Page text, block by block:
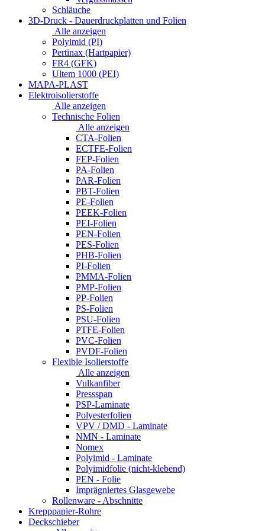
Schläuche
3D-Druck - Dauerdruckplatten und Folien
Alle anzeigen
Polyimid (PI)
Pertinax (Hartpapier)
FR4 (GFK)
Ultem 1000 (PEI)
MAPA-PLAST
Elektroisolierstoffe
Alle anzeigen
Technische Folien
Alle anzeigen
CTA-Folien
ECTFE-Folien
FEP-Folien
PA-Folien
PAR-Folien
PBT-Folien
PE-Folien
PEEK-Folien
PEI-Folien
PEN-Folien
PES-Folien
PHB-Folien
PI-Folien
PMMA-Folien
PMP-Folien
PP-Folien
PS-Folien
PSU-Folien
PTFE-Folien
PVC-Folien
PVDF-Folien
Flexible Isolierstoffe
Alle anzeigen
Vulkanfiber
Pressspan
PSP-Laminate
Polyesterfolien
VPV / DMD - Laminate
NMN - Laminate
Nomex
Polyimid - Laminate
Polyimidfolie (nicht-klebend)
PEN - Folie
Imprägniertes Glasgewebe
Rollenware - Abschnitte
Krepppapier-Rohre
Deckschieber